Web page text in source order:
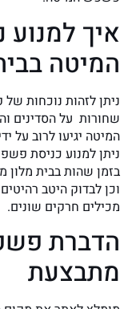
איך
המיטה
ניתן לזהות נוכחות
שחורות על הסדינים
המיטה יגיעו לרוב על
ניתן למנוע כניסת
בזמן שהות בבית מלון
וכן לבדוק היטב
מכילים חרקים שונים.
הדברת
מתבצעת